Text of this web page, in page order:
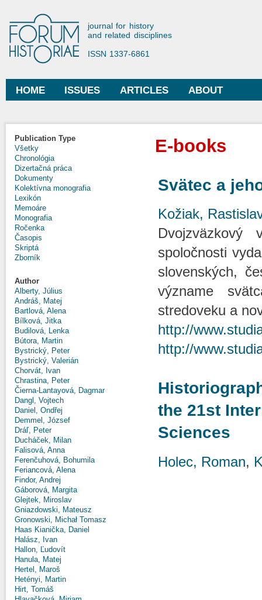
Forum Historiae
journal for history
and related disciplines
ISSN 1337-6861
Main menu
HOME ISSUES ARTICLES ABOUT
Publication Type
Všetky
Chronológia
Dizertačná práca
Dokumenty
Kolektívna monografia
Lexikón
Memoáre
Monografia
Ročenka
Časopis
Skriptá
Zborník
Author
Alberty, Július
Andráš, Matej
Bartlová, Alena
Bílková, Jitka
Budilová, Lenka
Bútora, Martin
Bystrický, Peter
Bystrický, Valerián
Chorvát, Ivan
Chrastina, Peter
Čierna-Lantayová, Dagmar
Dangl, Vojtech
Daniel, Ondřej
Demmel, József
Dráľ, Peter
Ducháček, Milan
Falisová, Anna
Ferenčuhová, Bohumila
Feriancová, Alena
Findor, Andrej
Gáborová, Margita
Glejtek, Miroslav
Gniazdowski, Mateusz
Gronowski, Michał Tomasz
Haas Kianička, Daniel
Halász, Ivan
Hallon, Ľudovít
Hanula, Matej
Hertel, Maroš
Hetényi, Martin
Hirt, Tomáš
E-books
Svätec a
Kožiak, Rastislav
spoločnosti
slovenských,
význame
stredoveku a
http://
http://
the 21st
Sciences
Holec, Roman,